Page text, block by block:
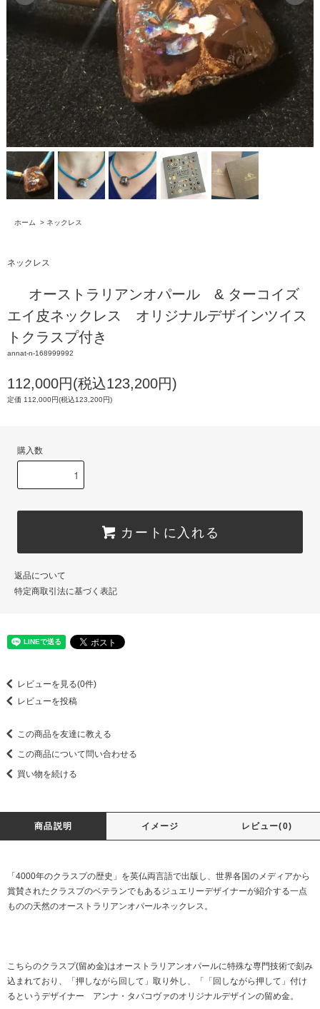
ホーム > ネックレス
ネックレス
オーストラリアンオパール & ターコイズ
エイ皮ネックレス オリジナルデザインツイス
トクラスプ付き
annat-n-168999992
112,000円(税込123,200円)
定価 112,000円(税込123,200円)
購入数
カートに入れる
返品について
特定商取引法に基づく表記
レビューを見る(0件)
レビューを投稿
この商品を友達に教える
この商品について問い合わせる
買い物を続ける
商品説明 イメージ レビュー(0)
「4000年のクラスプの歴史」を英仏両言語で出版し、世界各国のメディアから
賞賛されたクラスプのベテランでもあるジュエリーデザイナーが紹介する一点
ものの天然のオーストラリアンオパールネックレス。
こちらのクラスプ(留め金)はオーストラリアンオパールに特殊な専門技術で刻み
込まれており、「押しながら回して」取り外し、「「回しながら押して」付け
るというデザイナー アンナ・タバコヴァのオリジナルデザインの留め金。